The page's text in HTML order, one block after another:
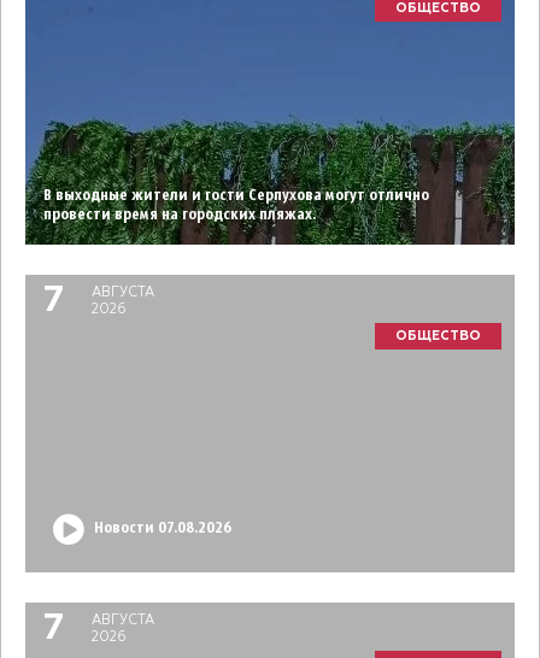
ОБЩЕСТВО
В выходные жители и гости Серпухова могут отлично
провести время на городских пляжах.
7
АВГУСТА
2026
ОБЩЕСТВО
Новости 07.08.2026
7
АВГУСТА
2026